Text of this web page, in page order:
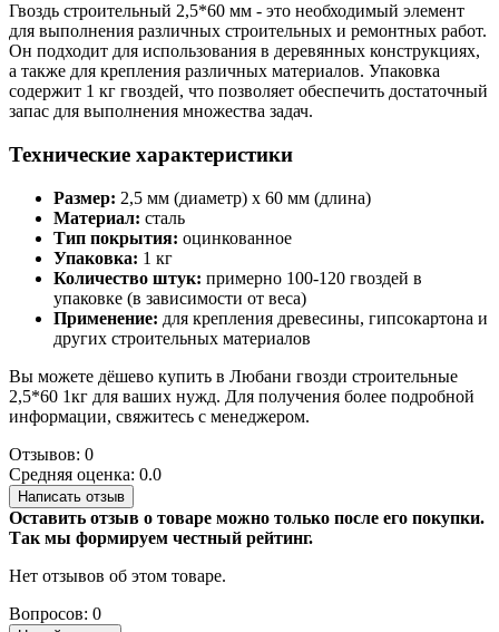
Гвоздь строительный 2,5*60 мм - это необходимый элемент
для выполнения различных строительных и ремонтных работ.
Он подходит для использования в деревянных конструкциях,
а также для крепления различных материалов. Упаковка
содержит 1 кг гвоздей, что позволяет обеспечить достаточный
запас для выполнения множества задач.
Технические характеристики
Размер: 2,5 мм (диаметр) x 60 мм (длина)
Материал: сталь
Тип покрытия: оцинкованное
Упаковка: 1 кг
Количество штук: примерно 100-120 гвоздей в
упаковке (в зависимости от веса)
Применение: для крепления древесины, гипсокартона и
других строительных материалов
Вы можете дёшево купить в Любани гвозди строительные
2,5*60 1кг для ваших нужд. Для получения более подробной
информации, свяжитесь с менеджером.
Отзывов: 0
Средняя оценка: 0.0
Написать отзыв
Оставить отзыв о товаре можно только после его покупки.
Так мы формируем честный рейтинг.
Нет отзывов об этом товаре.
Вопросов: 0